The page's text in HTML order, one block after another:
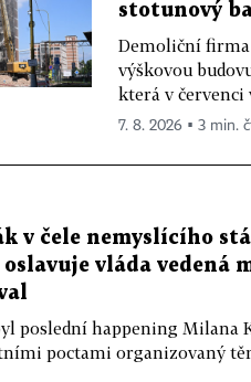
stotunový
Demoliční firma
výškovou
která v červenci
7. 8. 2026 ▪ 3 min.
v čele nemyslícího
vláda vedená
poslední happening Milana
poctami organizovaný